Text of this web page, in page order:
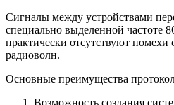
Сигналы между устройствами
специально выделенной частоте
практически отсутствуют помехи
радиоволн.
Основные преимущества
Возможность создания